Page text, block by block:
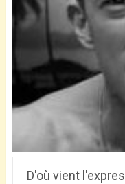
D'où vient